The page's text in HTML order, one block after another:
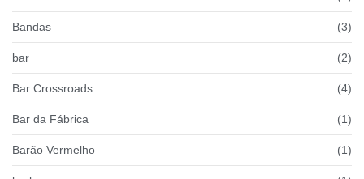
Bandas (3)
bar (2)
Bar Crossroads (4)
Bar da Fábrica (1)
Barão Vermelho (1)